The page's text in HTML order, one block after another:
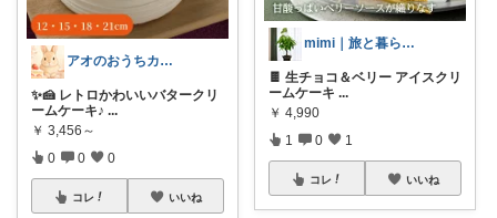
アオのおうちカフェ
✨🍰 レトロかわいいバタークリ
ームケーキ♪ ...
￥ 3,456～
0 0 0
コレ いいね
mimi｜旅と暮らし ✈️🌿
🍫 生チョコ＆ベリー アイスクリ
ームケーキ ...
￥ 4,990
1 0 1
コレ いいね